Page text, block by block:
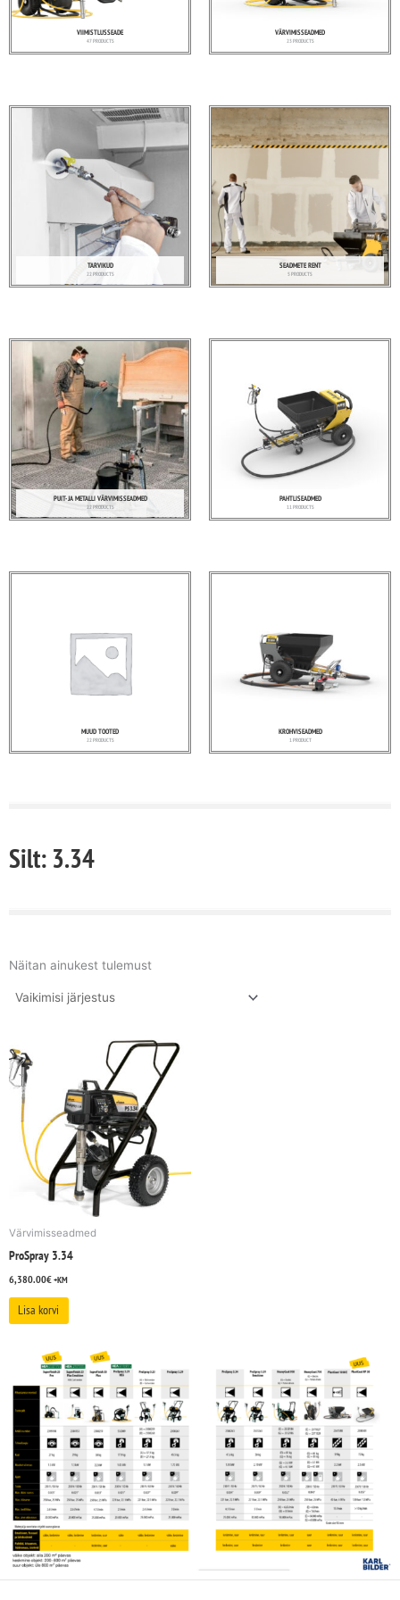
VIIMISTLUSSEADE
47 PRODUCTS
VÄRVIMISSEADMED
23 PRODUCTS
TARVIKUD
22 PRODUCTS
SEADMETE RENT
5 PRODUCTS
PUIT- JA METALLI VÄRVIMISSEADMED
22 PRODUCTS
PAHTLISEADMED
11 PRODUCTS
MUUD TOOTED
22 PRODUCTS
KROHVISEADMED
1 PRODUCT
Silt: 3.34
Näitan ainukest tulemust
Värvimisseadmed
ProSpray 3.34
6,380.00€+KM
Lisa korvi